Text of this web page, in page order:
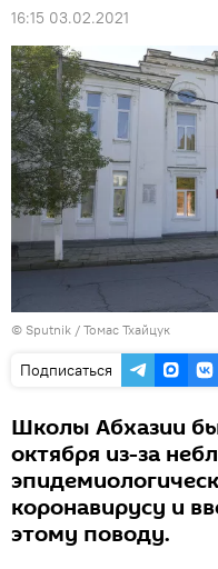
16:15 03.02.2021
© Sputnik / Томас Тхайцук
Подписаться
Школы Абхазии
октября из-за
коронавирусу и
этому поводу.